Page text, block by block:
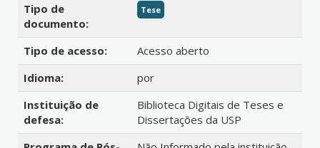
Tipo de
documento:
Tese
Tipo de acesso:
Acesso aberto
Idioma:
por
Instituição de
defesa:
Biblioteca Digitais de Teses e
Dissertações da USP